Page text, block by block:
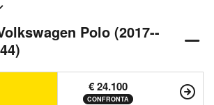
Polo (2017--
€ 24.100
CONFRONTA